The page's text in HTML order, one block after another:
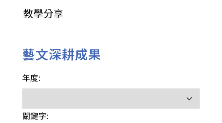
教學分享
藝文深耕成果
年度:
關鍵字: